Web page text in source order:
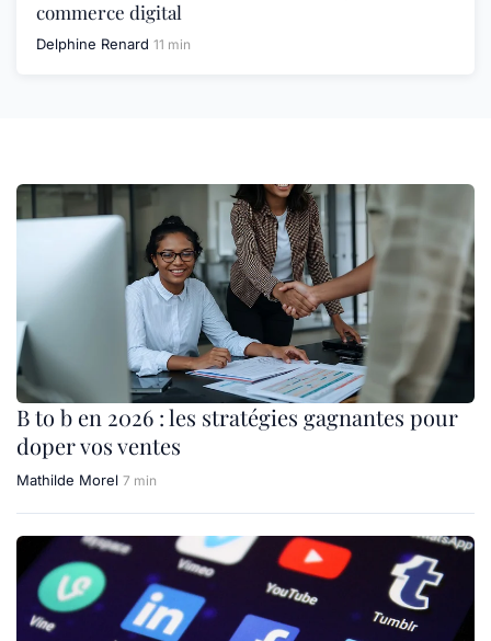
commerce digital
Delphine Renard 11 min
B to b en 2026 : les stratégies gagnantes pour
doper vos ventes
Mathilde Morel 7 min